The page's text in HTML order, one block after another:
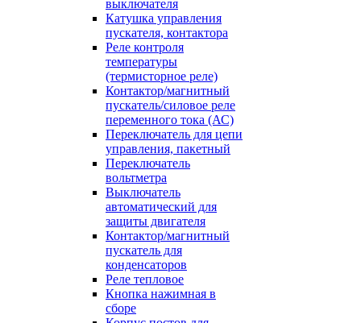
выключателя
Катушка управления
пускателя, контактора
Реле контроля
температуры
(термисторное реле)
Контактор/магнитный
пускатель/силовое реле
переменного тока (АС)
Переключатель для цепи
управления, пакетный
Переключатель
вольтметра
Выключатель
автоматический для
защиты двигателя
Контактор/магнитный
пускатель для
конденсаторов
Реле тепловое
Кнопка нажимная в
сборе